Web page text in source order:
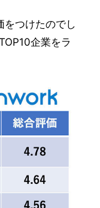
をつけたのでし
企業をラ